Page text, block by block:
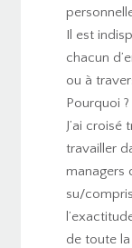
Il est
chacun
ou à
Pourquoi
J’ai
travailler
managers
su/
de toute